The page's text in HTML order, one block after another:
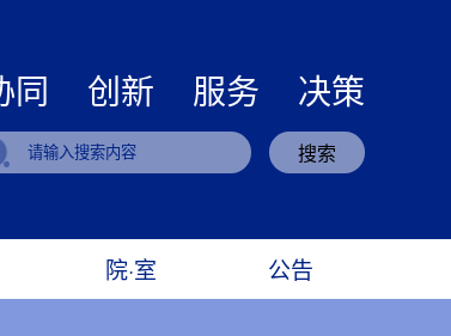
同 创新 服务 决策
搜索
院·室 公告